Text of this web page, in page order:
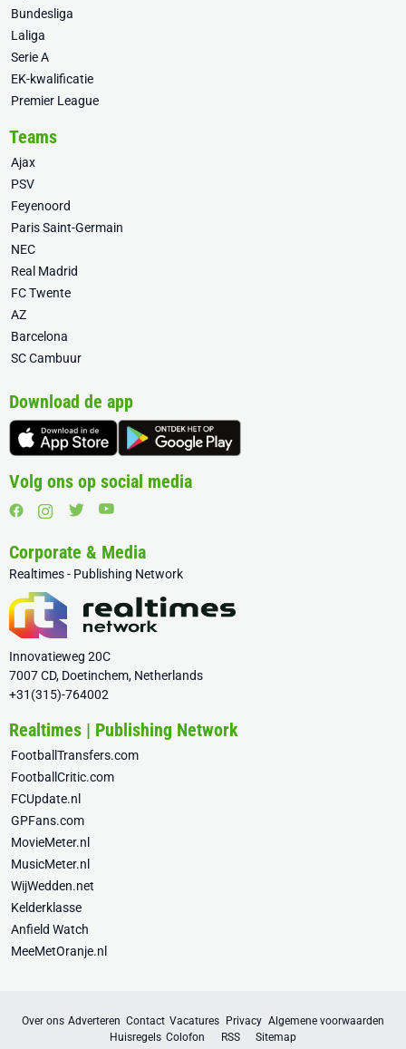
Bundesliga
Laliga
Serie A
EK-kwalificatie
Premier League
Teams
Ajax
PSV
Feyenoord
Paris Saint-Germain
NEC
Real Madrid
FC Twente
AZ
Barcelona
SC Cambuur
Download de app
Volg ons op social media
Corporate & Media
Realtimes - Publishing Network
Innovatieweg 20C
7007 CD, Doetinchem, Netherlands
+31(315)-764002
Realtimes | Publishing Network
FootballTransfers.com
FootballCritic.com
FCUpdate.nl
GPFans.com
MovieMeter.nl
MusicMeter.nl
WijWedden.net
Kelderklasse
Anfield Watch
MeeMetOranje.nl
Over ons Adverteren Contact Vacatures Privacy Algemene voorwaarden
Huisregels Colofon RSS Sitemap